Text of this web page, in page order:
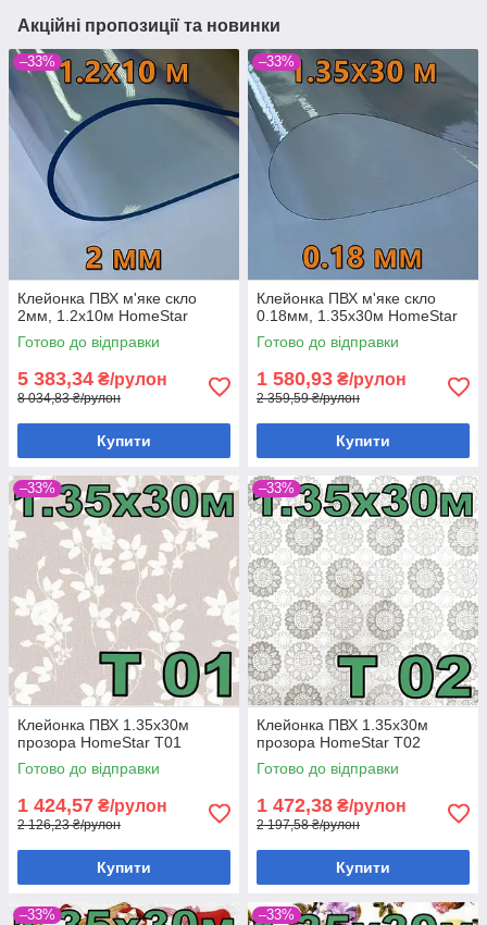
Акційні пропозиції та новинки
–33%
Клейонка ПВХ м'яке скло
2мм, 1.2х10м HomeStar
Готово до відправки
5 383,34 ₴/рулон
8 034,83 ₴/рулон
Купити
–33%
Клейонка ПВХ м'яке скло
0.18мм, 1.35х30м HomeStar
Готово до відправки
1 580,93 ₴/рулон
2 359,59 ₴/рулон
Купити
–33%
Клейонка ПВХ 1.35х30м
прозора HomeStar T01
Готово до відправки
1 424,57 ₴/рулон
2 126,23 ₴/рулон
Купити
–33%
Клейонка ПВХ 1.35х30м
прозора HomeStar T02
Готово до відправки
1 472,38 ₴/рулон
2 197,58 ₴/рулон
Купити
–33% –33%